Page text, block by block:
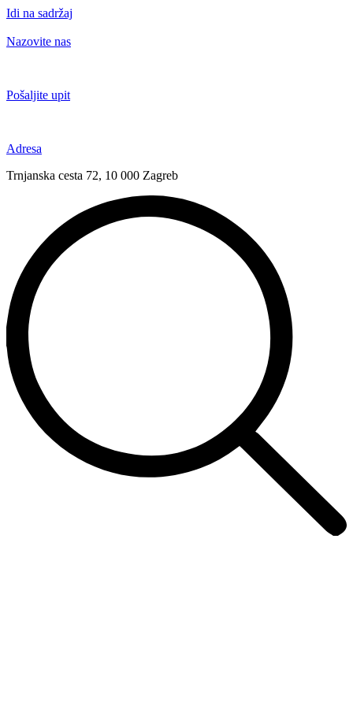
Idi na sadržaj
Nazovite nas
Pošaljite upit
Adresa
Trnjanska cesta 72, 10 000 Zagreb